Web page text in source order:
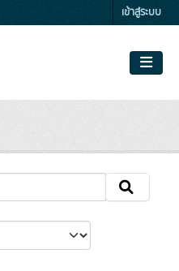
เข้าสู่ระบบ